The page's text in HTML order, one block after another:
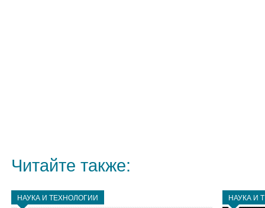
Читайте также:
НАУКА И ТЕХНОЛОГИИ НАУКА И